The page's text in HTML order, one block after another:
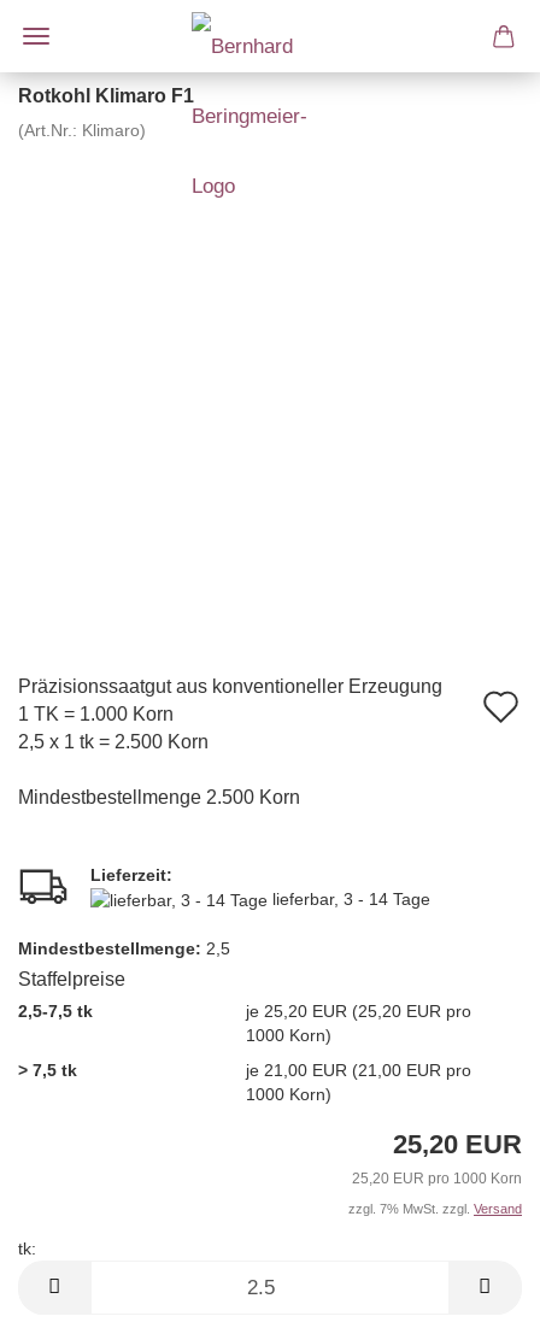
Rotkohl Klimaro F1
(Art.Nr.: Klimaro)
Präzisionssaatgut aus konventioneller Erzeugung
1 TK = 1.000 Korn
2,5 x 1 tk = 2.500 Korn
Mindestbestellmenge 2.500 Korn
Lieferzeit:
lieferbar, 3 - 14 Tage
Mindest­bestellmenge: 2,5
Staffelpreise
2,5-7,5 tk
je 25,20 EUR (25,20 EUR pro
1000 Korn)
> 7,5 tk
je 21,00 EUR (21,00 EUR pro
1000 Korn)
25,20 EUR
25,20 EUR pro 1000 Korn
zzgl. 7% MwSt. zzgl. Versand
tk: